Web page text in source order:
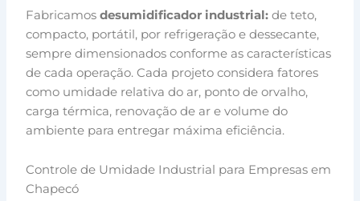
Fabricamosdesumidificador industrial:de teto,
compacto, portátil, por refrigeração e dessecante,
sempre dimensionados conforme as características
de cada operação. Cada projeto considera fatores
como umidade relativa do ar, ponto de orvalho,
carga térmica, renovação de ar e volume do
ambiente para entregar máxima eficiência.
Controle de Umidade Industrial para Empresas em
Chapecó